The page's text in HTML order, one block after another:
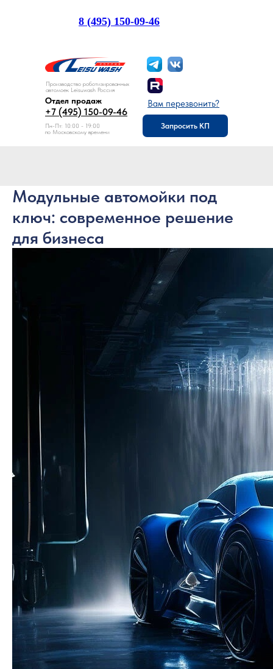
Производство роботизированных
автомоек Leisuwash Россия
+7 (495) 150-09-46
Отдел продаж
Пн-Пт: 10:00 - 19:00
по Московскому времени
Вам перезвонить?
Запросить КП
8 (495) 150-09-46
Модульные автомойки под
ключ: современное решение
для бизнеса